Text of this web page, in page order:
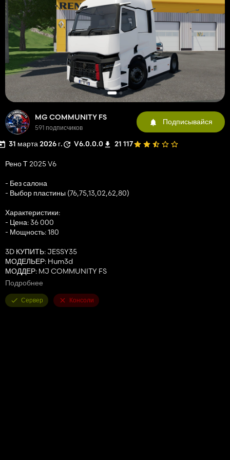
MG COMMUNITY FS
591 подписчиков
Подписывайся
31 марта 2026 г. V6.0.0.0 21 117
Рено Т 2025 V6
- Без салона
- Выбор пластины (76,75,13,02,62,80)
Характеристики:
- Цена: 36 000
- Мощность: 180
3D КУПИТЬ: JESSY35
МОДЕЛЬЕР: Hum3d
МОДДЕР: MJ COMMUNITY FS
авторизация под страхом удаления с сайта.
Подробнее
Сервер Консоли